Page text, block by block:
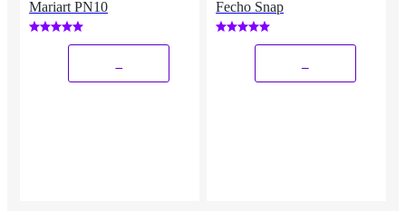
Mariart PN10
Fecho Snap